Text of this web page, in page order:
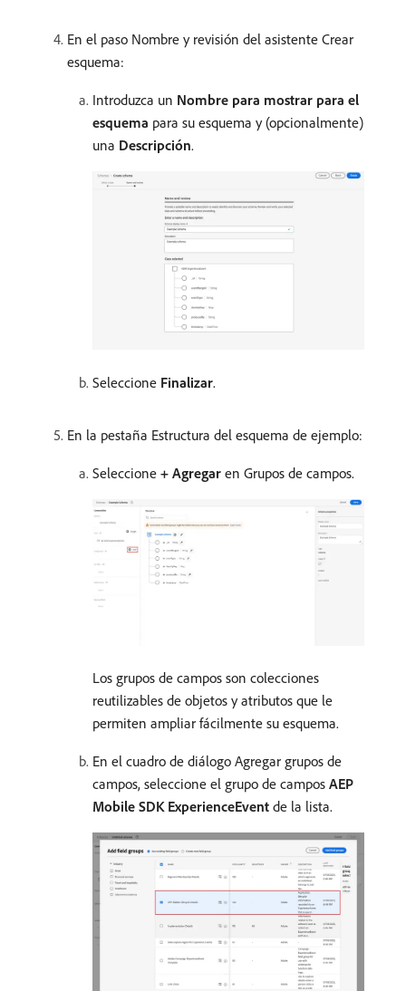
En el paso Nombre y revisión del asistente Crear
esquema:
Introduzca un Nombre para mostrar para el
esquema para su esquema y (opcionalmente)
una Descripción.
Seleccione Finalizar.
En la pestaña Estructura del esquema de ejemplo:
Seleccione + Agregar en Grupos de campos.
Los grupos de campos son colecciones
reutilizables de objetos y atributos que le
permiten ampliar fácilmente su esquema.
En el cuadro de diálogo Agregar grupos de
campos, seleccione el grupo de campos AEP
Mobile SDK ExperienceEvent de la lista.